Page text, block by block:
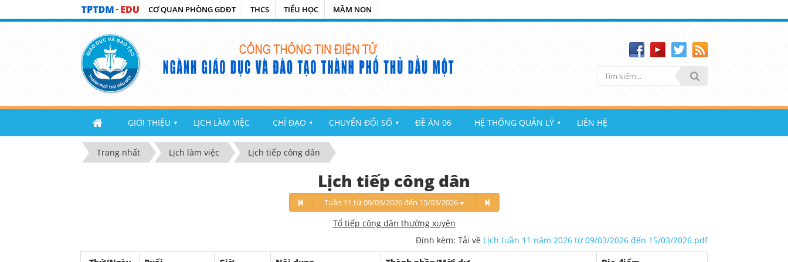
CƠ QUAN PHÒNG GDĐT THCS TIỂU HỌC MẦM NON
GIỚI THIỆU ▼ LỊCH LÀM VIỆC CHỈ ĐẠO ▼ CHUYỂN ĐỔI SỐ ▼ ĐỀ ÁN 06 HỆ THỐNG QUẢN LÝ ▼ LIÊN HỆ
Trang nhất Lịch làm việc Lịch tiếp công dân
Lịch tiếp công dân
Tuần 11 từ 09/03/2026 đến 15/03/2026
Tổ tiếp công dân thường xuyên
Đính kèm: Tải về Lịch tuần 11 năm 2026 từ 09/03/2026 đến 15/03/2026.pdf